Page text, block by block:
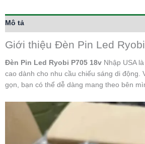
Mô tả
Giới thiệu Đèn Pin Led
Đèn Pin Led Ryobi P705 18v Nhập USA
cao dành cho nhu cầu chiếu sáng di động.
gọn, bạn có thể dễ dàng mang theo bên